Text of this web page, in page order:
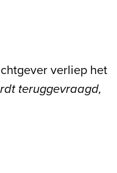
verliep het
teruggevraagd,